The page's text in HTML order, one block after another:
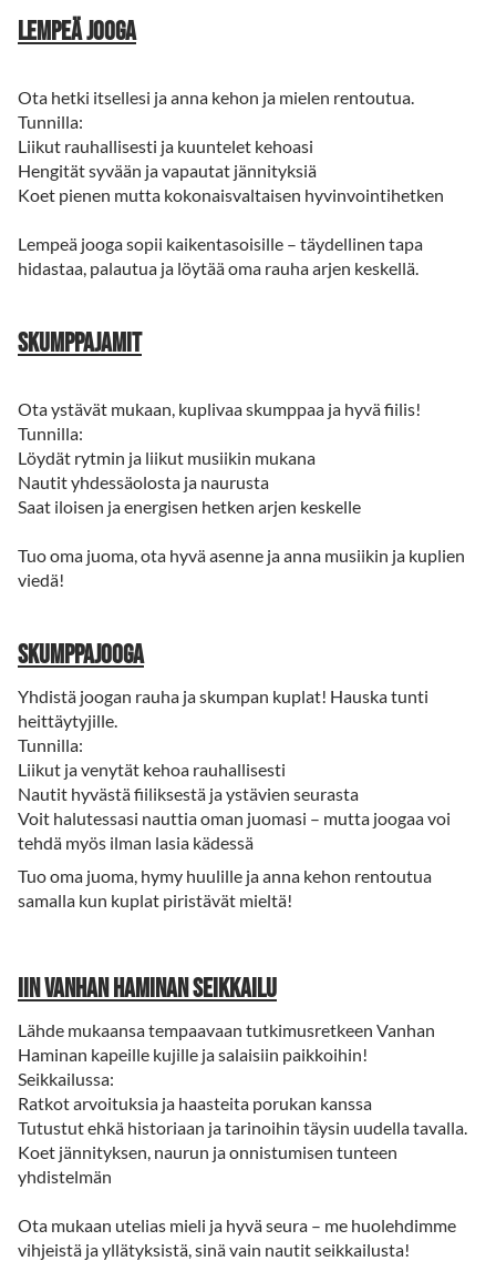
Lempeä jooga
Ota hetki itsellesi ja anna kehon ja mielen rentoutua.
Tunnilla:
Liikut rauhallisesti ja kuuntelet kehoasi
Hengität syvään ja vapautat jännityksiä
Koet pienen mutta kokonaisvaltaisen hyvinvointihetken
Lempeä jooga sopii kaikentasoisille – täydellinen tapa
hidastaa, palautua ja löytää oma rauha arjen keskellä.
Skumppajamit
Ota ystävät mukaan, kuplivaa skumppaa ja hyvä fiilis!
Tunnilla:
Löydät rytmin ja liikut musiikin mukana
Nautit yhdessäolosta ja naurusta
Saat iloisen ja energisen hetken arjen keskelle
Tuo oma juoma, ota hyvä asenne ja anna musiikin ja kuplien
viedä!
Skumppajooga
Yhdistä joogan rauha ja skumpan kuplat! Hauska tunti
heittäytyjille.
Tunnilla:
Liikut ja venytät kehoa rauhallisesti
Nautit hyvästä fiiliksestä ja ystävien seurasta
Voit halutessasi nauttia oman juomasi – mutta joogaa voi
tehdä myös ilman lasia kädessä
Tuo oma juoma, hymy huulille ja anna kehon rentoutua
samalla kun kuplat piristävät mieltä!
Iin Vanhan Haminan seikkailu
Lähde mukaansa tempaavaan tutkimusretkeen Vanhan
Haminan kapeille kujille ja salaisiin paikkoihin!
Seikkailussa:
Ratkot arvoituksia ja haasteita porukan kanssa
Tutustut ehkä historiaan ja tarinoihin täysin uudella tavalla.
Koet jännityksen, naurun ja onnistumisen tunteen
yhdistelmän
Ota mukaan utelias mieli ja hyvä seura – me huolehdimme
vihjeistä ja yllätyksistä, sinä vain nautit seikkailusta!